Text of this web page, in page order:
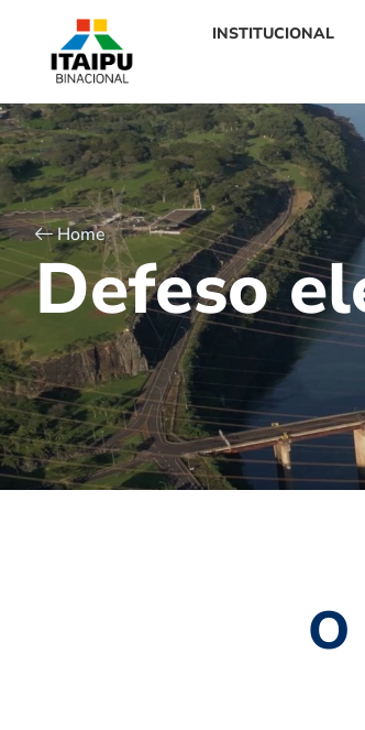
INSTITUCIONAL
Home
Defeso el